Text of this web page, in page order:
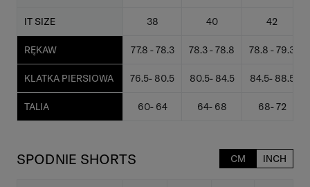
IT SIZE 38 40 42
RĘKAW 77.8 - 78.3 78.3 - 78.8 78.8 - 79.3
KLATKA PIERSIOWA 76.5- 80.5 80.5- 84.5 84.5- 88.5
TALIA 60- 64 64- 68 68- 72
SPODNIE SHORTS CM INCH